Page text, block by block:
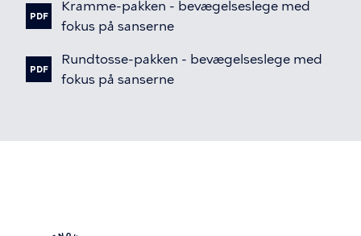
Fil
PDF
Kramme-pakken - bevægelseslege med
fokus på sanserne
Fil
PDF
Rundtosse-pakken - bevægelseslege med
fokus på sanserne